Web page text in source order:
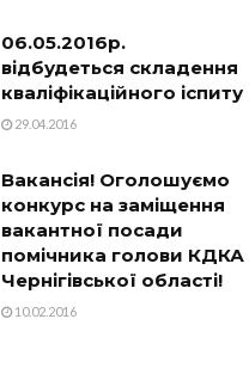
06.05.2016р.
відбудеться складення
кваліфікаційного іспиту
29.04.2016
Вакансія! Оголошуємо
конкурс на заміщення
вакантної посади
помічника голови КДКА
Чернігівської області!
10.02.2016